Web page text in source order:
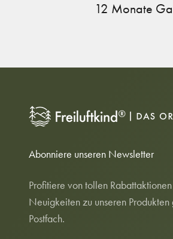
12 Monate
Abonniere unseren Newsletter
Profitiere von tollen
Neuigkeiten zu unseren
Postfach.